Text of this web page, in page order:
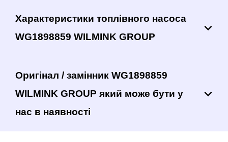
Характеристики топлівного насоса
WG1898859 WILMINK GROUP
Оригінал / замінник WG1898859
WILMINK GROUP який може бути у
нас в наявності